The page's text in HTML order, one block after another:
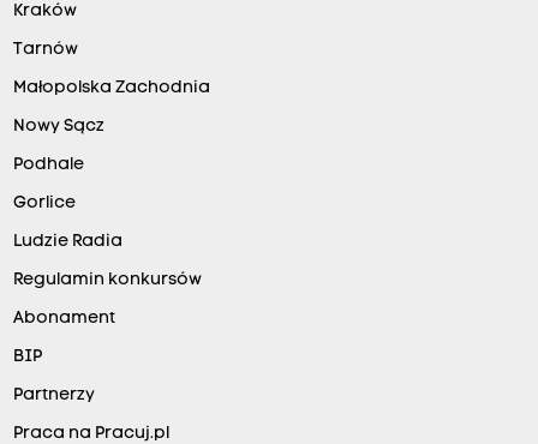
Kraków
Tarnów
Małopolska Zachodnia
Nowy Sącz
Podhale
Gorlice
Ludzie Radia
Regulamin konkursów
Abonament
BIP
Partnerzy
Praca na Pracuj.pl